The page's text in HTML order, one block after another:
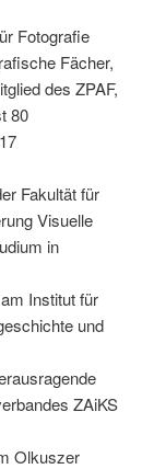
Fotografie
Fächer,
des ZPAF,
80
Fakultät für
Visuelle
in
Institut für
und
ZAiKS
Olkuszer